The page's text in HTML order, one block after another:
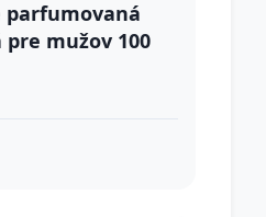
parfumovaná
mužov 100